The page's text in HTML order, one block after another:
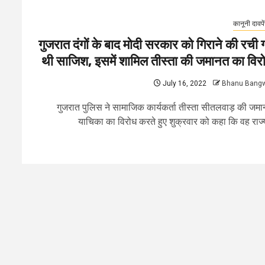
कानूनी
गुजरात दंगों के बाद मोदी सरकार को गिराने की रची
थी साजिश, इसमें शामिल तीस्ता की जमानत का
July 16, 2022 Bhanu
गुजरात पुलिस ने सामाजिक कार्यकर्ता तीस्ता सीतलवाड़ की
याचिका का विरोध करते हुए शुक्रवार को कहा कि वह